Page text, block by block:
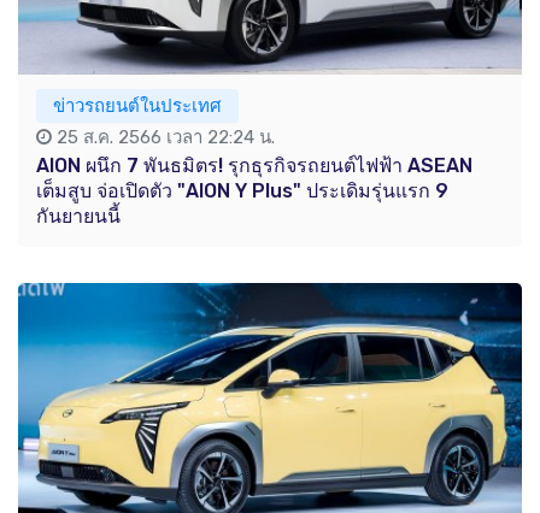
ข่าวรถยนต์ในประเทศ
25 ส.ค. 2566 เวลา 22:24 น.
AION ผนึก 7 พันธมิตร! รุกธุรกิจรถยนต์ไฟฟ้า ASEAN
เต็มสูบ จ่อเปิดตัว "AION Y Plus" ประเดิมรุ่นแรก 9
กันยายนนี้